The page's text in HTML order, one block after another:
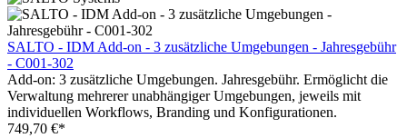
SALTO - IDM Add-on - 3 zusätzliche Umgebungen - Jahresgebühr
- C001-302
Add-on: 3 zusätzliche Umgebungen. Jahresgebühr. Ermöglicht die
Verwaltung mehrerer unabhängiger Umgebungen, jeweils mit
individuellen Workflows, Branding und Konfigurationen.
749,70 €*